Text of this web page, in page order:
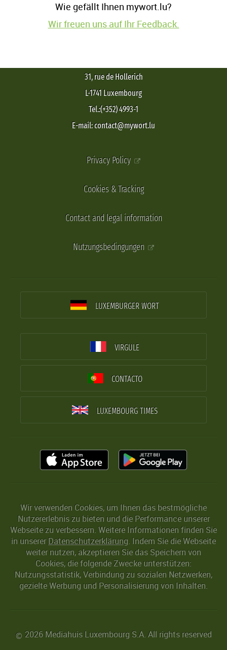
Wie gefällt Ihnen mywort.lu?
Wir freuen uns auf Ihr Feedback.
31, rue de Hollerich
L-1741 Luxembourg
Tel.:(+352) 4993-1
E-mail: contact@mywort.lu
Privacy Policy
Cookies & Tracking
Contact and legal information
Nutzungsbedingungen
LUXEMBURGER WORT
VIRGULE
CONTACTO
LUXEMBOURG TIMES
Wir verwenden Cookies, um Ihnen das bestmögliche
Nutzererlebnis zu bieten und die Performance unserer
Webseite zu verbessern. Weitere Informationen finden Sie
in unserer Datenschutzerklärung. Indem Sie die Webseite
weiter nutzen, akzeptieren Sie das Speichern von
Cookies, die folgende Zwecke unterstützen:
Nutzungsstatistik, Verbindung zu sozialen Netzwerken,
gezielte Werbung und Personalisierung von Inhalten.
© 2026 Mediahuis Luxembourg S.A. All rights reserved